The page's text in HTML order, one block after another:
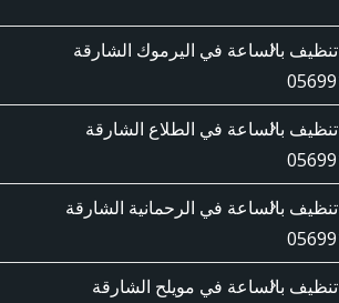
بالساعة في اليرموك الشارقة
بالساعة في الطلاع الشارقة
بالساعة في الرحمانية الشارقة
بالساعة في مويلح الشارقة